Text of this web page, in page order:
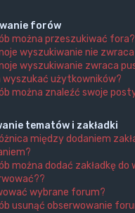
forów
można przeszukiwać fora?
wyszukiwanie nie
wyszukiwanie zwraca
wyszukać użytkowników?
można znaleźć swoje
tematów i zakładki
między dodaniem
można dodać zakładkę
wybrane forum?
usunąć obserwowanie